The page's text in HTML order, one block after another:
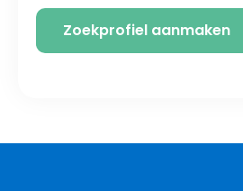
Zoekprofiel aanmaken